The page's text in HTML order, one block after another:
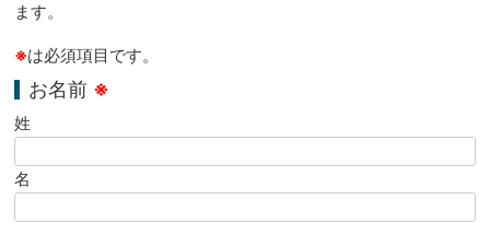
ます。
※は必須項目です。
お名前 ※
姓
名